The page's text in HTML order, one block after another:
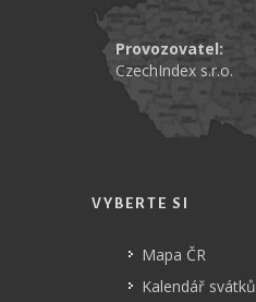
Provozovatel:
CzechIndex s.r.o.
VYBERTE SI
Mapa ČR
Kalendář svátků